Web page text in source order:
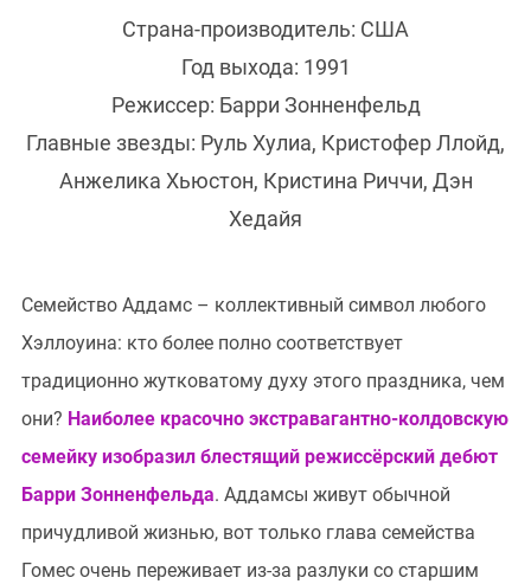
Страна-производитель: США
Год выхода: 1991
Режиссер: Барри Зонненфельд
Главные звезды: Руль Хулиа, Кристофер Ллойд,
Анжелика Хьюстон, Кристина Риччи, Дэн
Хедайя
Семейство Аддамс – коллективный символ любого
Хэллоуина: кто более полно соответствует
традиционно жутковатому духу этого праздника, чем
они? Наиболее красочно экстравагантно-колдовскую
семейку изобразил блестящий режиссёрский дебют
Барри Зонненфельда. Аддамсы живут обычной
причудливой жизнью, вот только глава семейства
Гомес очень переживает из-за разлуки со старшим